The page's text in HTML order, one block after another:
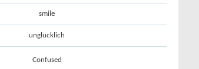
smile
unglücklich
Confused